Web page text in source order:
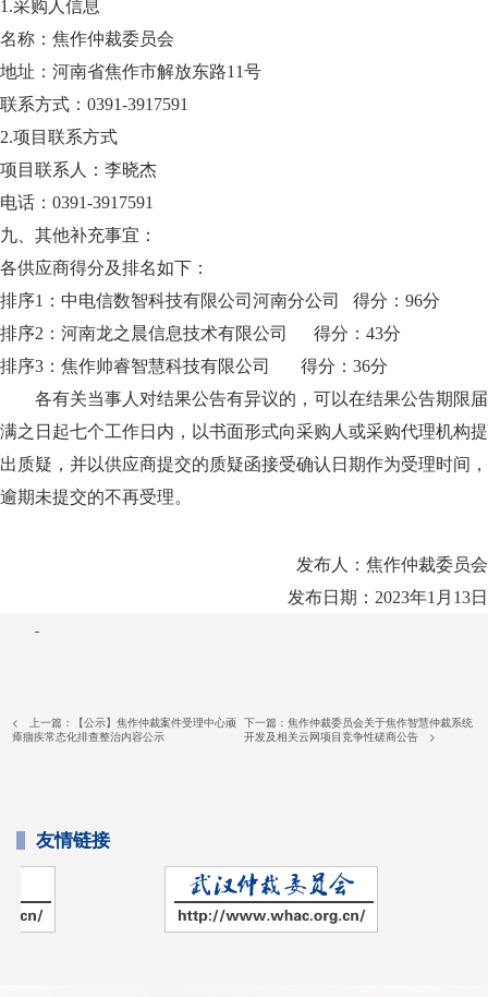
1.采购人信息
名称：焦作仲裁委员会
地址：河南省焦作市解放东路11号
联系方式：0391-3917591
2.项目联系方式
项目联系人：李晓杰
电话：0391-3917591
九、其他补充事宜：
各供应商得分及排名如下：
排序1：中电信数智科技有限公司河南分公司 得分：96分
排序2：河南龙之晨信息技术有限公司 得分：43分
排序3：焦作帅睿智慧科技有限公司 得分：36分
各有关当事人对结果公告有异议的，可以在结果公告期限届
满之日起七个工作日内，以书面形式向采购人或采购代理机构提
出质疑，并以供应商提交的质疑函接受确认日期作为受理时间，
逾期未提交的不再受理。
发布人：焦作仲裁委员会
发布日期：2023年1月13日
< 上一篇：
【公示】焦作仲裁案件受理中心顽
瘴痼疾常态化排查整治内容公示
下一篇： 焦作仲裁委员会关于焦作智慧仲裁系统
开发及相关云网项目竞争性磋商公告 >
友情链接